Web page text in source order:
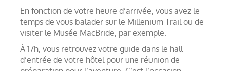
En fonction de votre heure d’arrivée, vous avez le
temps de vous balader sur le Millenium Trail ou de
visiter le Musée MacBride, par exemple.
À 17h, vous retrouvez votre guide dans le hall
d’entrée de votre hôtel pour une réunion de